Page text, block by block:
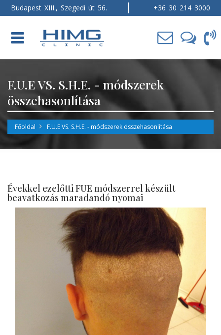
Budapest XIII., Szegedi út 56. +36 30 214 3000
Toggle
navigation
F.U.E VS. S.H.E. - módszerek
összehasonlítása
Főoldal F.U.E VS. S.H.E. - módszerek összehasonlítása
Évekkel ezelőtti FUE módszerrel készült
beavatkozás maradandó nyomai